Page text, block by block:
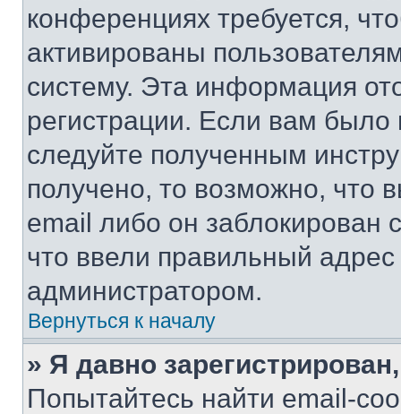
конференциях требуется,
активированы
систему. Эта информация
регистрации. Если вам
следуйте полученным
получено, то возможно, что
email либо он
что ввели правильный адрес
администратором.
Вернуться к началу
» Я давно
Попытайтесь найти email-